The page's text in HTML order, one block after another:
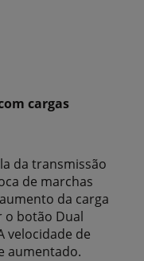
cargas
da transmissão
de marchas
da carga
o botão Dual
velocidade de
aumentado.